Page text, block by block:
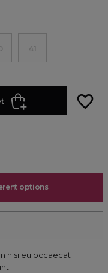
41
favorite_border
options
nisi eu occaecat